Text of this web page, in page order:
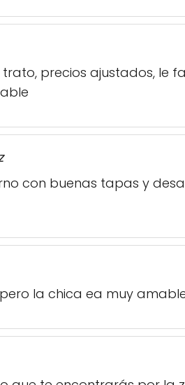
trato, precios ajustados, le
con buenas tapas y
la chica ea muy